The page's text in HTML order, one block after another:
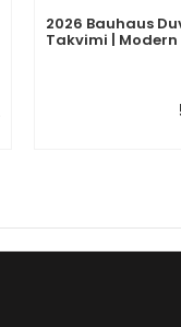
2026 Bauhaus
Takvimi | Modern